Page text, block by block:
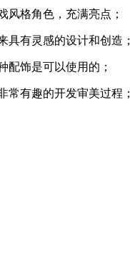
风格角色，充满亮点；
具有灵感的设计和创造；
配饰是可以使用的；
常有趣的开发审美过程；